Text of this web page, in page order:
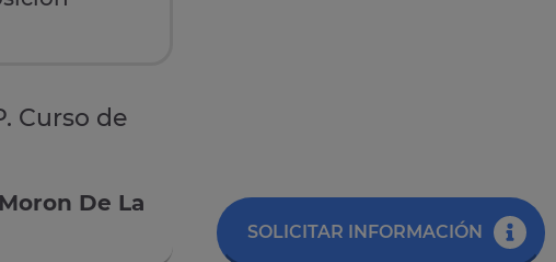
Curso de
De La
SOLICITAR INFORMACIÓN